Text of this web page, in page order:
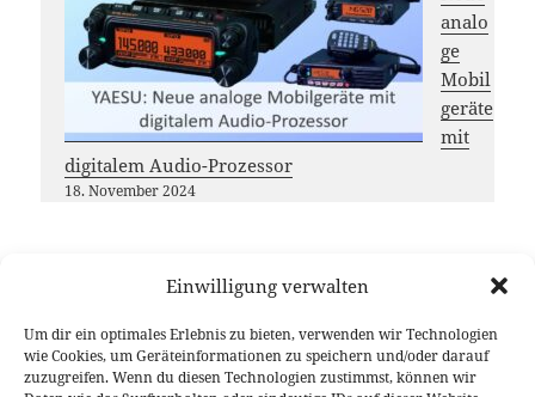
Einwilligung verwalten
Um dir ein optimales Erlebnis zu bieten, verwenden wir Technologien
wie Cookies, um Geräteinformationen zu speichern und/oder darauf
zuzugreifen. Wenn du diesen Technologien zustimmst, können wir
analo
ge
Mobil
geräte
mit
digitalem Audio-Prozessor
18. November 2024
Möchtest du das DL-Nordwest
Projekt unterstützen?
Dann freuen wir uns über deinen Gastbeitrag, das
Teilen unserer Inhalte oder eine (kleine) Spende